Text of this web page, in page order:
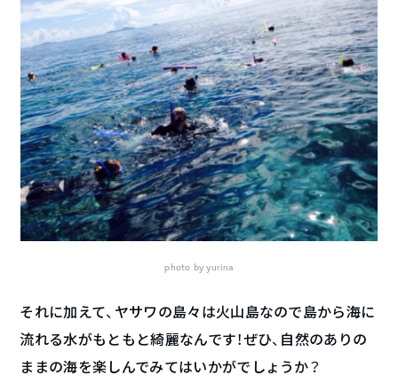
photo by yurina
それに加えて、ヤサワの島々は火山島なので島から海に
流れる水がもともと綺麗なんです！ぜひ、自然のありの
ままの海を楽しんでみてはいかがでしょうか？